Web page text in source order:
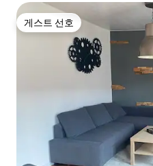
게스트 선호
게스트 선호